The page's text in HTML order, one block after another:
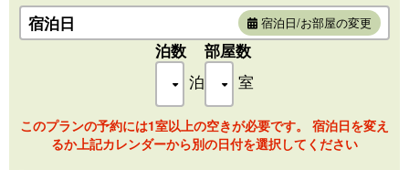
広さ：52平米
◇お部屋の特徴◇
・ユニットバス、電子レンジあり
・入口で靴を脱いで寛げるお部屋
・段差がないフローリングと畳のワンフロワ
・フローリングスペースにベッド2台（幅120cm）
・マットレスはシモンズ製
・和室スペースの広さは8畳
宿泊日 宿泊日/お部屋の変更
泊数
泊
部屋数
室
このプランの予約には1室以上の空きが必要です。 宿泊日を変え
るか上記カレンダーから別の日付を選択してください